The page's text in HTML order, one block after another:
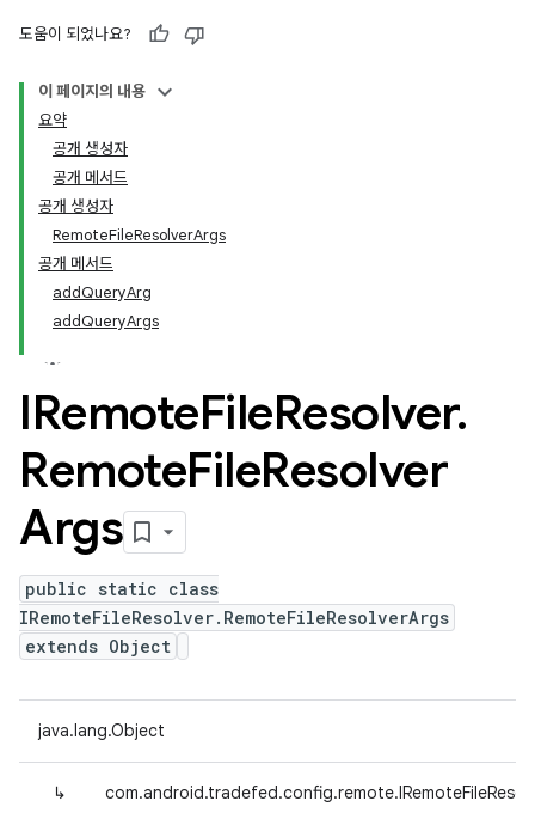
도움이 되었나요?
이 페이지의 내용
요약
공개 생성자
공개 메서드
공개 생성자
RemoteFileResolverArgs
공개 메서드
addQueryArg
addQueryArgs
IRemoteFileResolver.
RemoteFileResolver
Args
public static class
IRemoteFileResolver.RemoteFileResolverArgs
extends Object
java.lang.Object
↳